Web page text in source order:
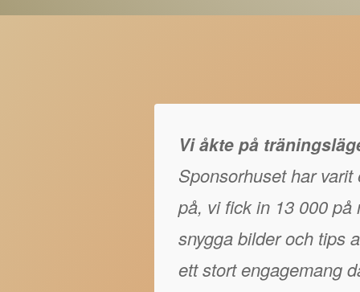
Vi åkte på
Sponsorhuset har
på, vi fick in 13 000 på
snygga bilder och tips
ett stort engagemang